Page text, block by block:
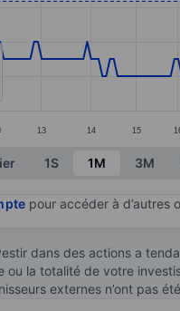
X axis displaying
13 14 15
chart.
1S 1M 3M
pour accéder à d’autres
dans des actions a
ou la totalité de votre
externes n’ont pas